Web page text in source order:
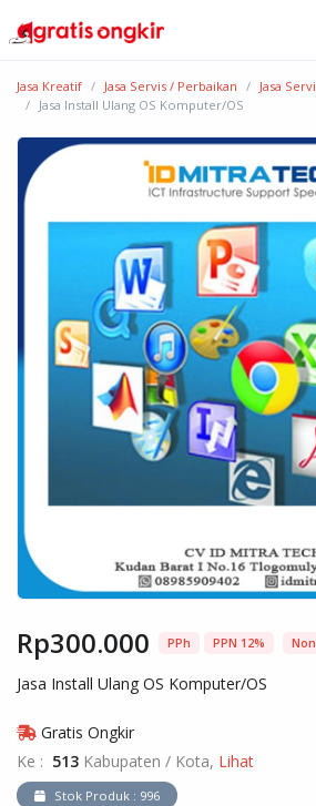
Jasa Kreatif Jasa Servis / Perbaikan
Jasa
Jasa Install Ulang OS Komputer/OS
Rp300.000 PPh PPN 12%
Jasa Install Ulang OS Komputer/OS
Gratis Ongkir
Ke : 513 Kabupaten / Kota, Lihat
Stok Produk : 996